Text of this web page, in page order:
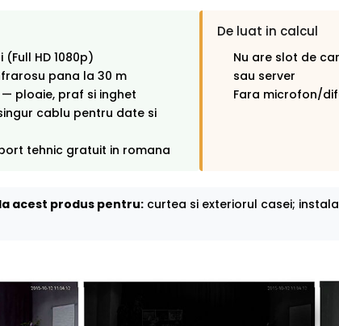
HD 1080p)
pana la 30 m
ploaie, praf si inghet
cablu pentru date si
tehnic gratuit in romana
De luat in calcul
Nu are slot de
sau server
Fara microfon/
acest produs pentru: curtea si exteriorul casei;